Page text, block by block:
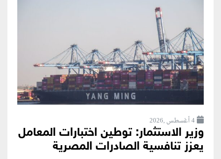
4 أغسطس ,2026
وزير الاستثمار: توطين اختبارات المعامل
يعزز تنافسية الصادرات المصرية